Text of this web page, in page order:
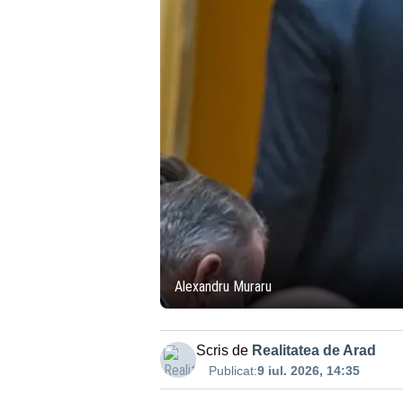
Alexandru Muraru
Scris de Realitatea de Arad
Publicat:9 iul. 2026, 14:35